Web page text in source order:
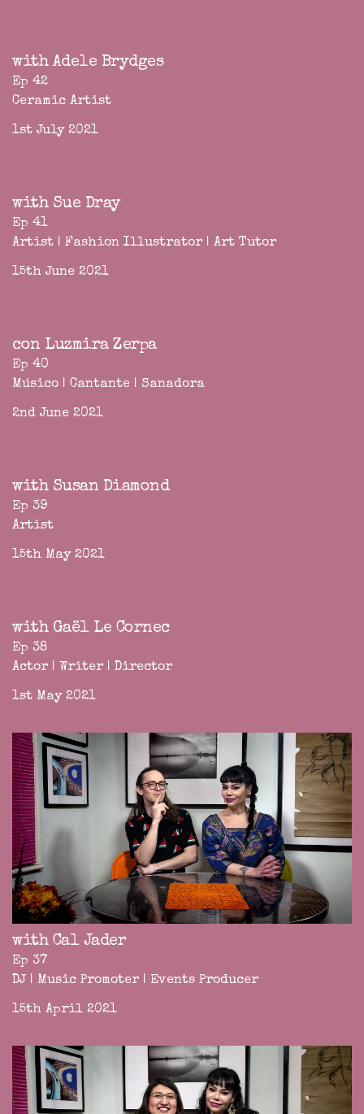
with Adele Brydges
Ep 42
Ceramic Artist
1st July 2021
with Sue Dray
Ep 41
Artist | Fashion Illustrator | Art Tutor
15th June 2021
con Luzmira Zerpa
Ep 40
Músico | Cantante | Sanadora
2nd June 2021
with Susan Diamond
Ep 39
Artist
15th May 2021
with Gaël Le Cornec
Ep 38
Actor | Writer | Director
1st May 2021
with Cal Jader
Ep 37
DJ | Music Promoter | Events Producer
15th April 2021